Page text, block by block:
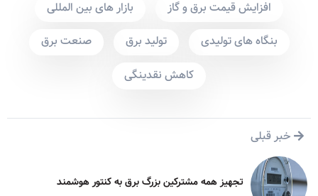
افزایش قیمت برق و گاز
بازار های بین المللی
بنگاه های تولیدی
تولید برق
صنعت برق
کاهش نقدینگی
خبر قبلی
تجهیز همه مشترکین بزرگ برق به کنتور هوشمند